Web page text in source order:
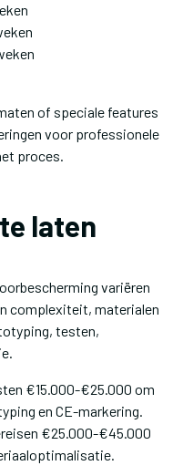
of speciale features
voor professionele
proces.
laten
variëren
complexiteit, materialen
testen,
€15.000-€25.000 om
en CE-markering.
€25.000-€45.000